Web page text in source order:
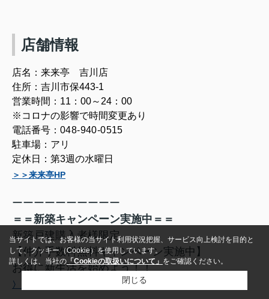
店舗情報
店名：来来亭 吉川店
住所：吉川市保443-1
営業時間： 11：00～24：00
※コロナの影響で時間変更あり
電話番号： 048-940-0515
駐車場：アリ
定休日：第3週の水曜日
＞＞来来亭HP
ーーーーーーーーーー
＝＝新築キャンペーン実施中＝＝
新築戸建購入者様限定
【仲介手数料無料キャンペーン実施中】
お得に新生活を始めよう！！
〉〉仲介手数料無料対象物件はこちらから
当サイトでは、お客様の当サイト利用状況把握、サービス向上検討を目的と
して、クッキー（Cookie）を使用しています。
詳しくは、当社の「Cookieの取扱いについて」 をご確認ください。
閉じる